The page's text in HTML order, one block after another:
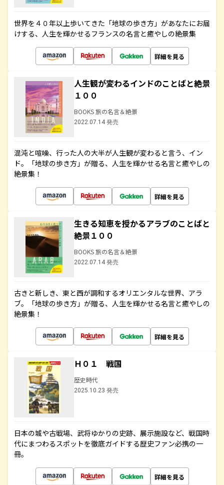
世界を４０年以上歩いてきた「地球の歩き方」があなたにお届
けする、人生を輝かせるフランスの名言と癒やしの絶景集
詳細を見る
人生観が変わるインドのことばと絶景
１００
BOOKS 旅の名言＆絶景
2022.07.14 発売
混沌と喧噪、行った人の大半が人生観が変わると言う、イン
ド。「地球の歩き方」が贈る、人生を輝かせる名言と癒やしの
絶景集！
詳細を見る
生きる知恵を授かるアラブのことばと
絶景１００
BOOKS 旅の名言＆絶景
2022.07.14 発売
古きと新しき、東と西が調和するオリエンタルな世界、アラ
ブ。「地球の歩き方」が贈る、人生を輝かせる名言と癒やしの
絶景集！
詳細を見る
Ｈ０１ 戦国
歴史時代
2025.10.23 発売
日本の城や古戦場、武将ゆかりの史跡、展示施設など、戦国時
代にまつわるスポットを徹底ガイドする歴史ファン必携の一
冊。
詳細を見る